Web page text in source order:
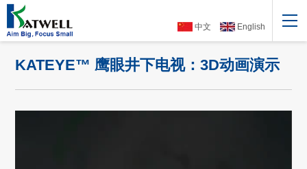
中文 English
KATEYE™ 鹰眼井下电视：3D动画演示